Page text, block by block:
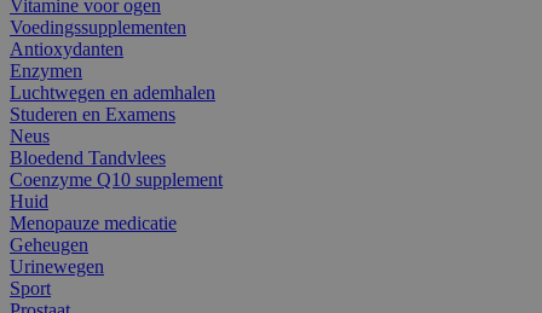
Vitamine voor ogen
Voedingssupplementen
Antioxydanten
Enzymen
Luchtwegen en ademhalen
Studeren en Examens
Neus
Bloedend Tandvlees
Coenzyme Q10 supplement
Huid
Menopauze medicatie
Geheugen
Urinewegen
Sport